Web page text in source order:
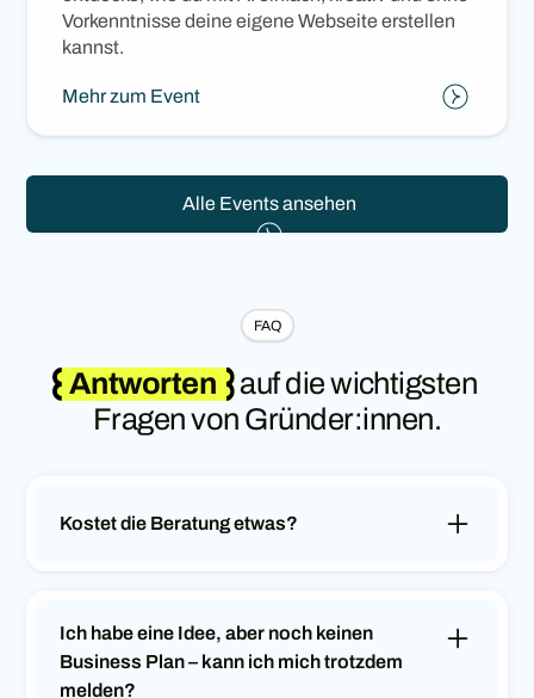
Vorkenntnisse deine eigene Webseite erstellen
kannst.
Mehr zum Event
Alle Events ansehen
FAQ
Antworten auf die wichtigsten
Fragen von Gründer:innen.
Kostet die Beratung etwas?
Die Beratung ist für dich kostenlos, wenn du im
Monaten ein Unternehmen im Kanton Baselland
gründen oder übernehmen möchtest.Solltest du
nicht in diese Kriterien fallen, freuen wir uns
Ich habe eine Idee, aber noch keinen
Business Plan – kann ich mich trotzdem
melden?